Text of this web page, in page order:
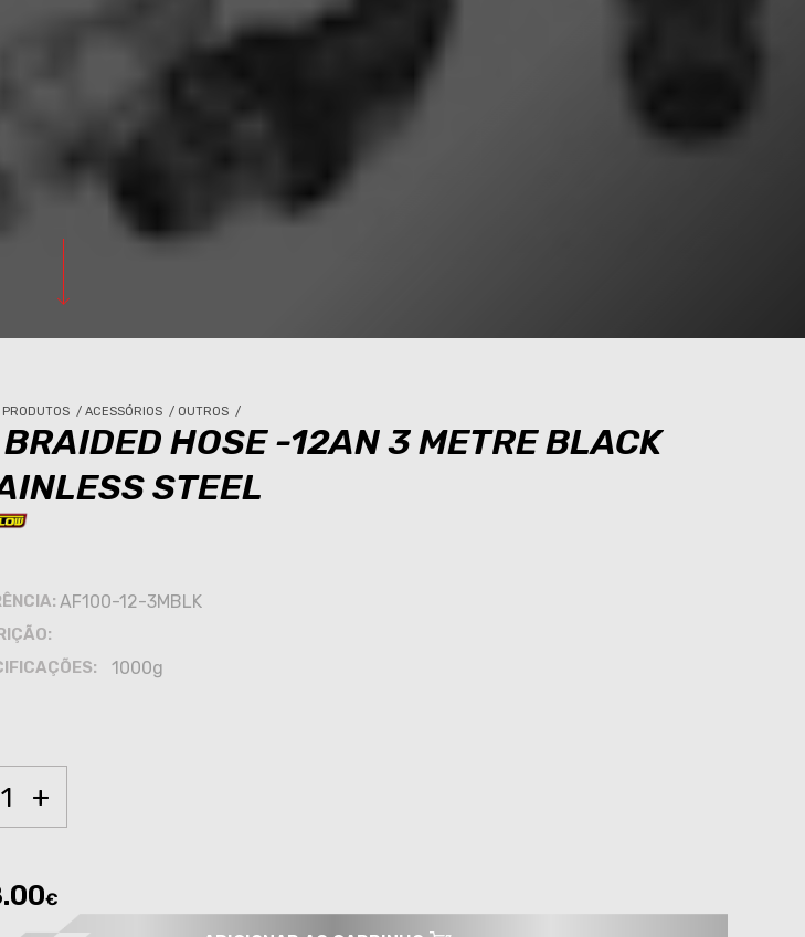
PRODUTOS / ACESSÓRIOS / OUTROS /
HOSE -12AN 3 METRE BLACK
STEEL
AF100-12-3MBLK
1000g
+
€